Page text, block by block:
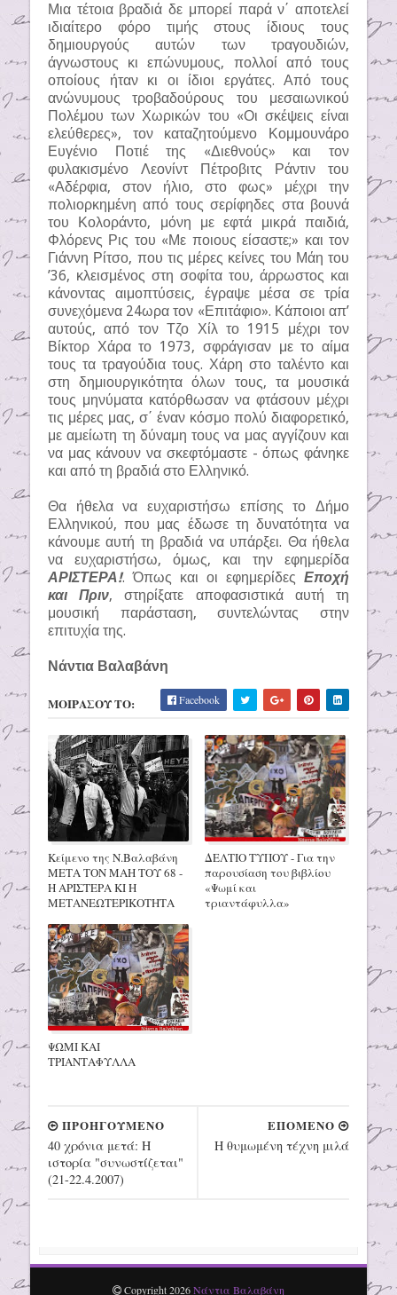
Μια τέτοια βραδιά δε μπορεί παρά ν΄ αποτελεί
ιδιαίτερο φόρο τιμής στους ίδιους τους
δημιουργούς αυτών των τραγουδιών,
άγνωστους κι επώνυμους, πολλοί από τους
οποίους ήταν κι οι ίδιοι εργάτες. Από τους
ανώνυμους τροβαδούρους του μεσαιωνικού
Πολέμου των Χωρικών του «Οι σκέψεις είναι
ελεύθερες», τον καταζητούμενο Κομμουνάρο
Ευγένιο Ποτιέ της «Διεθνούς» και τον
φυλακισμένο Λεονίντ Πέτροβιτς Ράντιν του
«Αδέρφια, στον ήλιο, στο φως» μέχρι την
πολιορκημένη από τους σερίφηδες στα βουνά
του Κολοράντο, μόνη με εφτά μικρά παιδιά,
Φλόρενς Ρις του «Με ποιους είσαστε;» και τον
Γιάννη Ρίτσο, που τις μέρες κείνες του Μάη του
’36, κλεισμένος στη σοφίτα του, άρρωστος και
κάνοντας αιμοπτύσεις, έγραψε μέσα σε τρία
συνεχόμενα 24ωρα τον «Επιτάφιο». Κάποιοι απ’
αυτούς, από τον Τζο Χίλ το 1915 μέχρι τον
Βίκτορ Χάρα το 1973, σφράγισαν με το αίμα
τους τα τραγούδια τους. Χάρη στο ταλέντο και
στη δημιουργικότητα όλων τους, τα μουσικά
τους μηνύματα κατόρθωσαν να φτάσουν μέχρι
τις μέρες μας, σ΄ έναν κόσμο πολύ διαφορετικό,
με αμείωτη τη δύναμη τους να μας αγγίζουν και
να μας κάνουν να σκεφτόμαστε - όπως φάνηκε
και από τη βραδιά στο Ελληνικό.
Θα ήθελα να ευχαριστήσω επίσης το Δήμο
Ελληνικού, που μας έδωσε τη δυνατότητα να
κάνουμε αυτή τη βραδιά να υπάρξει. Θα ήθελα
να ευχαριστήσω, όμως, και την εφημερίδα
ΑΡΙΣΤΕΡΑ!. Όπως και οι εφημερίδες Εποχή
και Πριν, στηρίξατε αποφασιστικά αυτή τη
μουσική παράσταση, συντελώντας στην
επιτυχία της.
Νάντια Βαλαβάνη
ΜΟΙΡΑΣΟΥ ΤΟ: Facebook
Κείμενο της Ν.Βαλαβάνη
ΜΕΤΑ ΤΟΝ ΜΑΗ ΤΟΥ 68 -
Η ΑΡΙΣΤΕΡΑ ΚΙ Η
ΜΕΤΑΝΕΩΤΕΡΙΚΟΤΗΤΑ
ΔΕΛΤΙΟ ΤΥΠΟΥ - Για την
παρουσίαση του βιβλίου
«Ψωμί και
τριαντάφυλλα»
ΨΩΜΙ ΚΑΙ
ΤΡΙΑΝΤΑΦΥΛΛΑ
ΕΠΟΜΕΝΟ
Η θυμωμένη τέχνη μιλά
ΠΡΟΗΓΟΥΜΕΝΟ
40 χρόνια μετά: Η
ιστορία "συνωστίζεται"
(21-22.4.2007)
Copyright2026Νάντια Βαλαβάνη